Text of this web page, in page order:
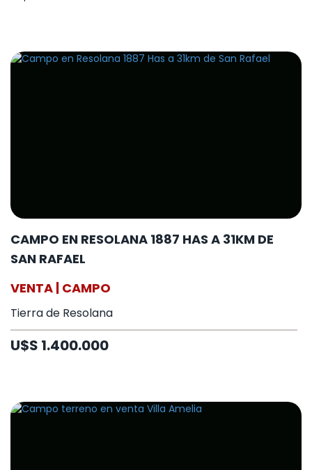
CAMPO EN RESOLANA 1887 HAS A 31KM DE
SAN RAFAEL
VENTA | CAMPO
Tierra de Resolana
U$S 1.400.000